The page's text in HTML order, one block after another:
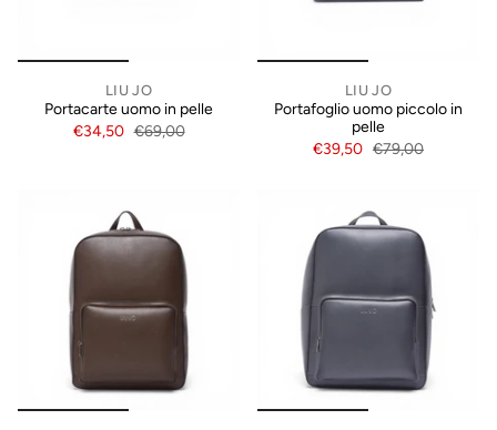
LIU JO
Portacarte uomo in pelle
€34,50 €69,00
LIU JO
Portafoglio uomo piccolo in
pelle
€39,50 €79,00